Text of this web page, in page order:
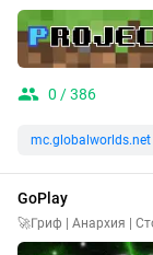
0 / 386
mc.globalworlds.net
GoPlay
🚀Гриф | Анархия |